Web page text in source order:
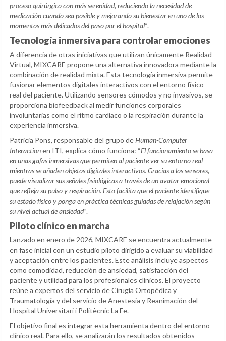
proceso quirúrgico con más serenidad, reduciendo la necesidad de
medicación cuando sea posible y mejorando su bienestar en uno de los
momentos más delicados del paso por el hospital”.
Tecnología inmersiva para controlar emociones
A diferencia de otras iniciativas que utilizan únicamente Realidad
Virtual, MIXCARE propone una alternativa innovadora mediante la
combinación de realidad mixta. Esta tecnología inmersiva permite
fusionar elementos digitales interactivos con el entorno físico
real del paciente. Utilizando sensores cómodos y no invasivos, se
proporciona biofeedback al medir funciones corporales
involuntarias como el ritmo cardíaco o la respiración durante la
experiencia inmersiva.
Patricia Pons, responsable del grupo deHuman-Computer
Interactionen ITI, explica cómo funciona: “El funcionamiento se basa
en unas gafas inmersivas que permiten al paciente ver su entorno real
mientras se añaden objetos digitales interactivos. Gracias a los sensores,
puede visualizar sus señales fisiológicas a través de un avatar emocional
que refleja su pulso y respiración. Esto facilita que el paciente identifique
su estado físico y ponga en práctica técnicas guiadas de relajación según
su nivel actual de ansiedad”.
Piloto clínico en marcha
Lanzado en enero de 2026, MIXCARE se encuentra actualmente
en fase inicial con un estudio piloto dirigido a evaluar su viabilidad
y aceptación entre los pacientes. Este análisis incluye aspectos
como comodidad, reducción de ansiedad, satisfacción del
paciente y utilidad para los profesionales clínicos. El proyecto
reúne a expertos del servicio de Cirugía Ortopédica y
Traumatología y del servicio de Anestesia y Reanimación del
Hospital Universitari i Politècnic La Fe.
El objetivo final es integrar esta herramienta dentro del entorno
clínico real. Para ello, se analizarán los resultados obtenidos